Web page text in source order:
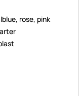
rose, pink